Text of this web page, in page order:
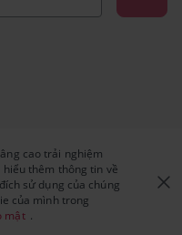
cao trải nghiệm
thêm thông tin về
sử dụng của chúng
của mình trong
mật .